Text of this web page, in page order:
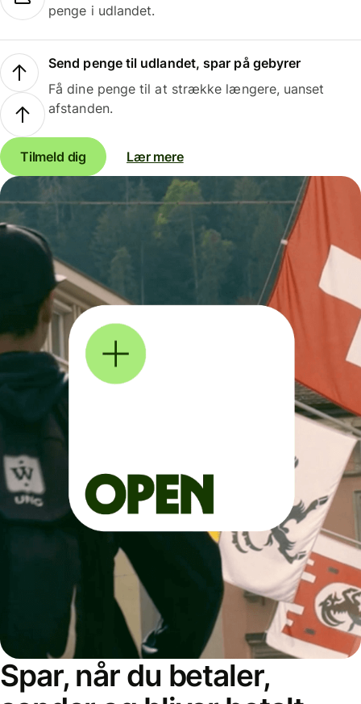
penge i udlandet.
Send penge til udlandet, spar på gebyrer
Få dine penge til at strække længere, uanset
afstanden.
Tilmeld dig Lær mere
Spar, når du betaler,